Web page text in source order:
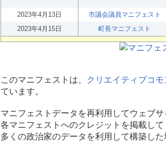
2023年4月13日 市議会議員マニフェスト
2023年4月15日
町長マニフェスト
このマニフェストは、 クリエイティブコ
ています。
マニフェストデータを再利用してウェブサ
各マニフェストへのクレジットを掲載して
多くの政治家のデータを利用して構築し